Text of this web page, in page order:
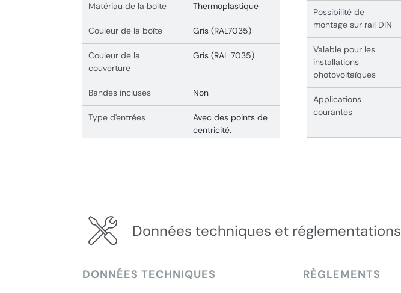
Matériau de la boîte Thermoplastique
Couleur de la boîte Gris (RAL7035)
Couleur de la
couverture
Gris (RAL 7035)
Bandes incluses Non
Type d'entrées
Avec des points de
centricité.
Possibilité de
montage sur rail DIN
Valable pour les
installations
photovoltaïques
Applications
courantes
Données techniques et réglementations
DONNÉES TECHNIQUES RÈGLEMENTS